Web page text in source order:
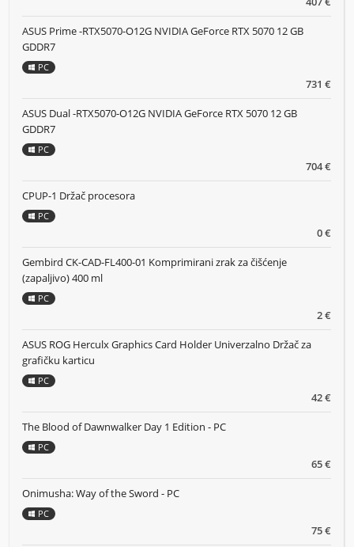
731 €
ASUS Prime -RTX5070-O12G NVIDIA GeForce RTX 5070 12 GB
GDDR7
PC
704 €
ASUS Dual -RTX5070-O12G NVIDIA GeForce RTX 5070 12 GB
GDDR7
PC
0 €
CPUP-1 Držač procesora
PC
2 €
Gembird CK-CAD-FL400-01 Komprimirani zrak za čišćenje
(zapaljivo) 400 ml
PC
42 €
ASUS ROG Herculx Graphics Card Holder Univerzalno Držač za
grafičku karticu
PC
65 €
The Blood of Dawnwalker Day 1 Edition - PC
PC
75 €
Onimusha: Way of the Sword - PC
PC